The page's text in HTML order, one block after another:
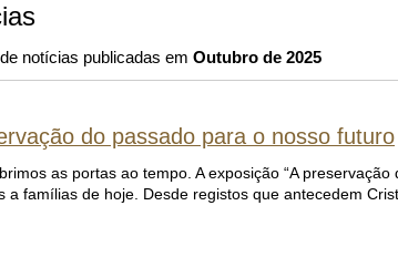
notícias publicadas em Outubro de 2025
do passado para o nosso futuro
as portas ao tempo. A exposição “A
a famílias de hoje. Desde registos que antecedem